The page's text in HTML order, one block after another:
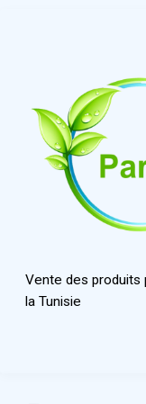
Vente des produits
la Tunisie